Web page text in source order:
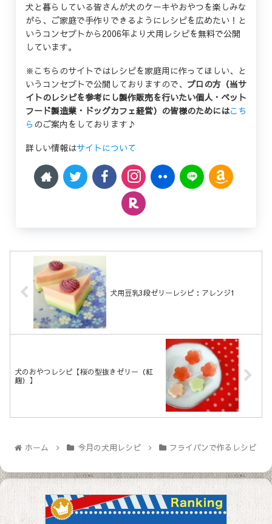
犬と暮らしている皆さんが犬のケーキやおやつを楽しみな
がら、ご家庭で手作りできるようにレシピを広めたい！と
いうコンセプトから2006年より犬用レシピを無料で公開
しています。
※こちらのサイトではレシピを家庭用に作ってほしい、と
いうコンセプトで公開しておりますので、 プロの方（当サ
イトのレシピを参考にし製作販売を行いたい個人・ペット
フード製造業・ドッグカフェ経営）の皆様のためにはこち
ら のご案内をしております♪
詳しい情報はサイトについて
犬用豆乳3段ゼリーレシピ：アレンジ1
犬のおやつレシピ【桜の型抜きゼリー（紅
麹）】
ホーム 今月の犬用レシピ フライパンで作るレシピ